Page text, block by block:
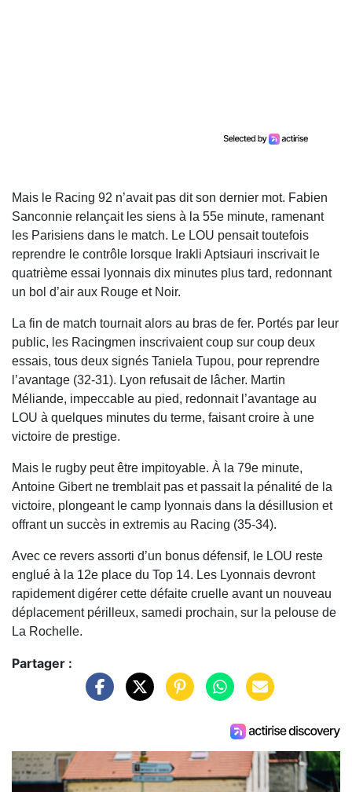
Mais le Racing 92 n’avait pas dit son dernier mot. Fabien
Sanconnie relançait les siens à la 55e minute, ramenant
les Parisiens dans le match. Le LOU pensait toutefois
reprendre le contrôle lorsque Irakli Aptsiauri inscrivait le
quatrième essai lyonnais dix minutes plus tard, redonnant
un bol d’air aux Rouge et Noir.
La fin de match tournait alors au bras de fer. Portés par leur
public, les Racingmen inscrivaient coup sur coup deux
essais, tous deux signés Taniela Tupou, pour reprendre
l’avantage (32-31). Lyon refusait de lâcher. Martin
Méliande, impeccable au pied, redonnait l’avantage au
LOU à quelques minutes du terme, faisant croire à une
victoire de prestige.
Mais le rugby peut être impitoyable. À la 79e minute,
Antoine Gibert ne tremblait pas et passait la pénalité de la
victoire, plongeant le camp lyonnais dans la désillusion et
offrant un succès in extremis au Racing (35-34).
Avec ce revers assorti d’un bonus défensif, le LOU reste
englué à la 12e place du Top 14. Les Lyonnais devront
rapidement digérer cette défaite cruelle avant un nouveau
déplacement périlleux, samedi prochain, sur la pelouse de
La Rochelle.
Partager :